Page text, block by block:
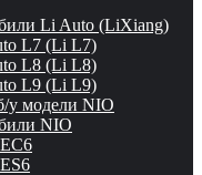
Li Auto (LiXiang)
L7 (Li L7)
L8 (Li L8)
L9 (Li L9)
у модели NIO
NIO